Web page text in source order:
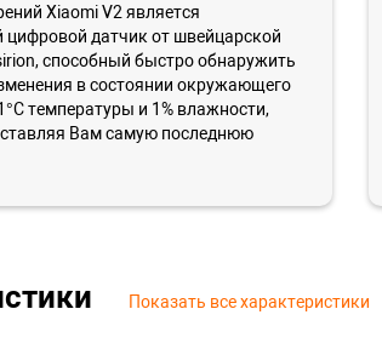
Xiaomi V2 является
датчик от швейцарской
способный быстро обнаружить
в состоянии окружающего
температуры и 1% влажности,
Вам самую последнюю
Показать все характеристики